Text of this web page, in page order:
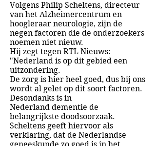
Volgens Philip Scheltens, directeur
van het Alzheimercentrum en
hoogleraar neurologie, zijn de
negen factoren die de onderzoekers
noemen niet nieuw.
Hij zegt tegen RTL Nieuws:
"Nederland is op dit gebied een
uitzondering.
De zorg is hier heel goed, dus bij ons
wordt al gelet op dit soort factoren.
Desondanks is in
Nederland dementie de
belangrijkste doodsoorzaak.
Scheltens geeft hiervoor als
verklaring, dat de Nederlandse